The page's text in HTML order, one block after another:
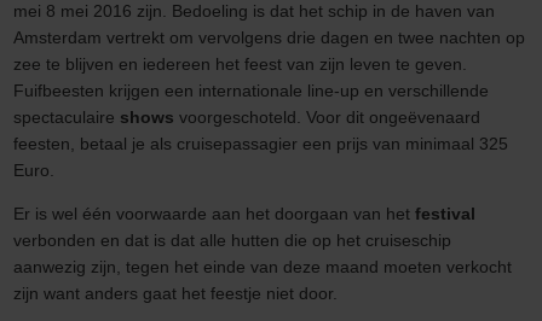
mei 8 mei 2016 zijn. Bedoeling is dat het schip in de haven van
Amsterdam vertrekt om vervolgens drie dagen en twee nachten op
zee te blijven en iedereen het feest van zijn leven te geven.
Fuifbeesten krijgen een internationale line-up en verschillende
spectaculaire shows voorgeschoteld. Voor dit ongeëvenaard
feesten, betaal je als cruisepassagier een prijs van minimaal 325
Euro.
Er is wel één voorwaarde aan het doorgaan van hetfestival
verbonden en dat is dat alle hutten die op het cruiseschip
aanwezig zijn, tegen het einde van deze maand moeten verkocht
zijn want anders gaat het feestje niet door.